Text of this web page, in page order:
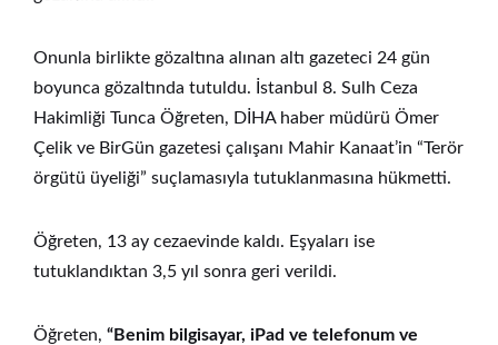
Onunla birlikte gözaltına alınan altı gazeteci 24 gün
boyunca gözaltında tutuldu. İstanbul 8. Sulh Ceza
Hakimliği Tunca Öğreten, DİHA haber müdürü Ömer
Çelik ve BirGün gazetesi çalışanı Mahir Kanaat’in “Terör
örgütü üyeliği” suçlamasıyla tutuklanmasına hükmetti.
Öğreten, 13 ay cezaevinde kaldı. Eşyaları ise
tutuklandıktan 3,5 yıl sonra geri verildi.
Öğreten, “Benim bilgisayar, iPad ve telefonum ve